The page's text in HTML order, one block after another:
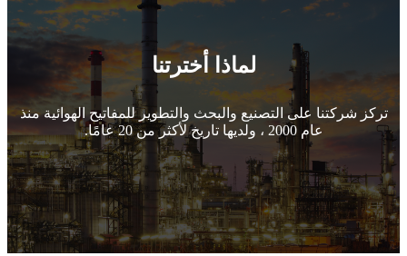
لماذا أخترتنا
تركز شركتنا على التصنيع والبحث والتطوير للمفاتيح الهوائية منذ
عام 2000 ، ولديها تاريخ لأكثر من 20 عامًا.